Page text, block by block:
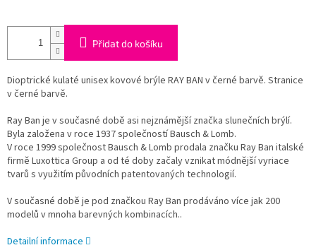
Přidat do košíku
Dioptrické kulaté unisex kovové brýle RAY BAN v černé barvě. Stranice
v černé barvě.
Ray Ban je v současné době asi nejznámější značka slunečních brýlí.
Byla založena v roce 1937 společností Bausch & Lomb.
V roce 1999 společnost Bausch & Lomb prodala značku Ray Ban italské
firmě Luxottica Group a od té doby začaly vznikat módnější vyriace
tvarů s využitím původních patentovaných technologií.
V současné době je pod značkou Ray Ban prodáváno více jak 200
modelů v mnoha barevných kombinacích..
Detailní informace